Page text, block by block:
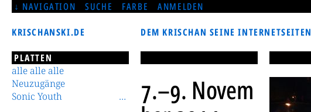
NAVIGATION SUCHE FARBE ANMELDEN
KRISCHANSKI.DE DEM KRISCHAN SEINE INTERNETSEITEN
7.–9. Novem
PLATTEN
alle alle alle
Neuzugänge
Sonic Youth